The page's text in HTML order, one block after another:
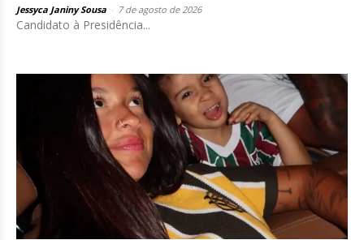
Jessyca Janiny Sousa 7 de agosto de 2026
Candidato à Presidência...